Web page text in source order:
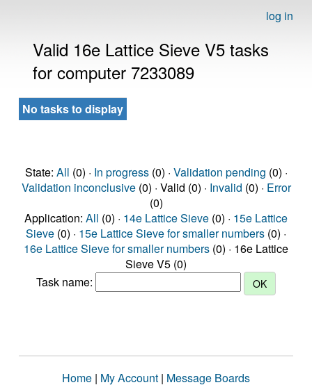
log in
Valid 16e Lattice Sieve V5 tasks
for computer 7233089
No tasks to display
State: All (0) · In progress(0) · Validation pending (0) ·
Validation inconclusive(0) · Valid (0) · Invalid (0) · Error
(0)
Application: All (0) · 14e Lattice Sieve (0) · 15e Lattice
Sieve (0) · 15e Lattice Sieve for smaller numbers (0) ·
16e Lattice Sieve for smaller numbers (0) · 16e Lattice
Sieve V5 (0)
Task name:
Home | My Account | Message Boards